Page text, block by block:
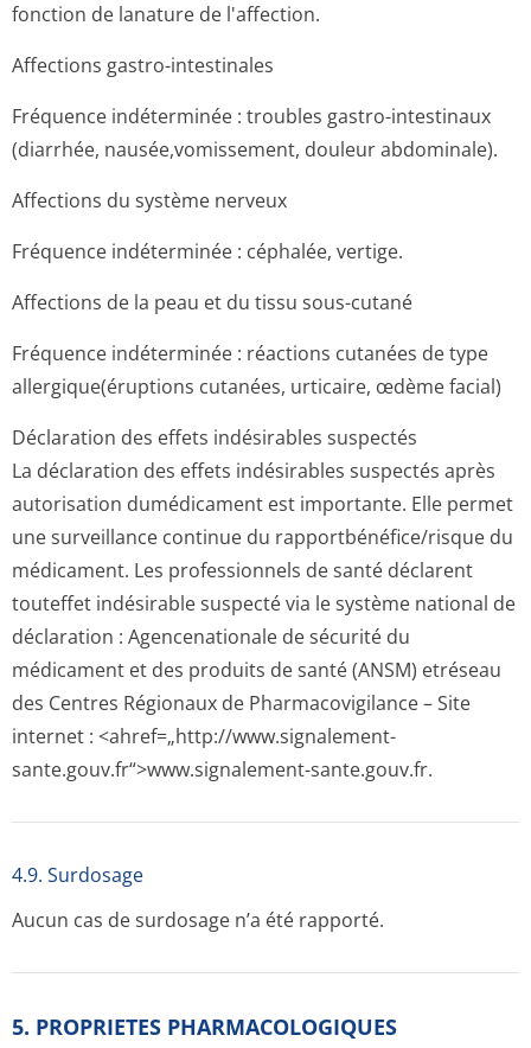
fonction de lanature de l'affection.
Affections gastro-intestinales
Fréquence indéterminée : troubles gastro-intestinaux
(diarrhée, nausée,vomissement, douleur abdominale).
Affections du système nerveux
Fréquence indéterminée : céphalée, vertige.
Affections de la peau et du tissu sous-cutané
Fréquence indéterminée : réactions cutanées de type
allergique(érup­tions cutanées, urticaire, œdème facial)
Déclaration des effets indésirables suspectés
La déclaration des effets indésirables suspectés après
autorisation dumédicament est importante. Elle permet
une surveillance continue du rapportbénéfi­ce/risque du
médicament. Les professionnels de santé déclarent
touteffet indésirable suspecté via le système national de
déclaration : Agencenationale de sécurité du
médicament et des produits de santé (ANSM) etréseau
des Centres Régionaux de Pharmacovigilance – Site
internet : <ahref=„http://­www.signalement-
sante.gouv.fr“>www­.signalement-sante.gouv.fr.
4.9. Surdosage
Aucun cas de surdosage n’a été rapporté.
5. PROPRIETES PHARMACOLOGIQUES